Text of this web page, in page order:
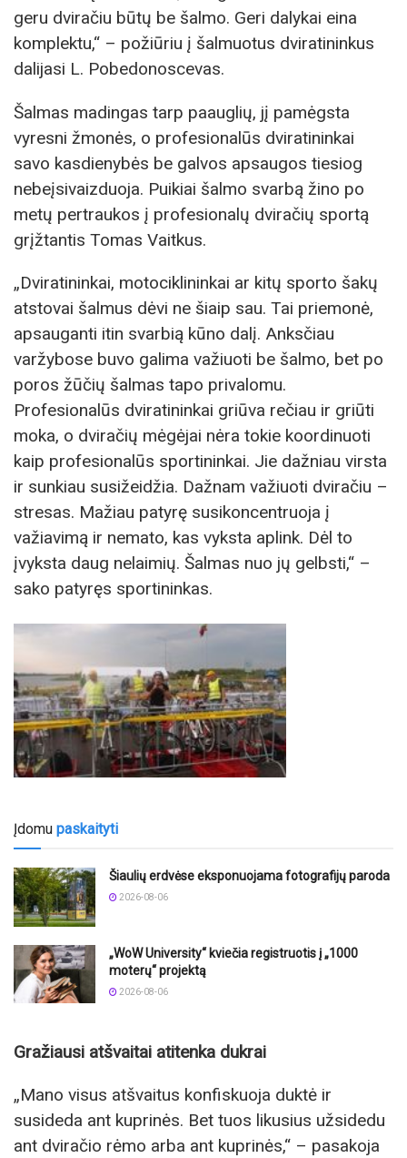
geru dviračiu būtų be šalmo. Geri dalykai eina
komplektu,“ – požiūriu į šalmuotus dviratininkus
dalijasi L. Pobedonoscevas.
Šalmas madingas tarp paauglių, jį pamėgsta
vyresni žmonės, o profesionalūs dviratininkai
savo kasdienybės be galvos apsaugos tiesiog
nebeįsivaizduoja. Puikiai šalmo svarbą žino po
metų pertraukos į profesionalų dviračių sportą
grįžtantis Tomas Vaitkus.
„Dviratininkai, motociklininkai ar kitų sporto šakų
atstovai šalmus dėvi ne šiaip sau. Tai priemonė,
apsauganti itin svarbią kūno dalį. Anksčiau
varžybose buvo galima važiuoti be šalmo, bet po
poros žūčių šalmas tapo privalomu.
Profesionalūs dviratininkai griūva rečiau ir griūti
moka, o dviračių mėgėjai nėra tokie koordinuoti
kaip profesionalūs sportininkai. Jie dažniau virsta
ir sunkiau susižeidžia. Dažnam važiuoti dviračiu –
stresas. Mažiau patyrę susikoncentruoja į
važiavimą ir nemato, kas vyksta aplink. Dėl to
įvyksta daug nelaimių. Šalmas nuo jų gelbsti,“ –
sako patyręs sportininkas.
Įdomu paskaityti
Šiaulių erdvėse eksponuojama fotografijų paroda
2026-08-06
„WoW University“ kviečia registruotis į „1000
moterų“ projektą
2026-08-06
Gražiausi atšvaitai atitenka dukrai
„Mano visus atšvaitus konfiskuoja duktė ir
susideda ant kuprinės. Bet tuos likusius užsidedu
ant dviračio rėmo arba ant kuprinės,“ – pasakoja